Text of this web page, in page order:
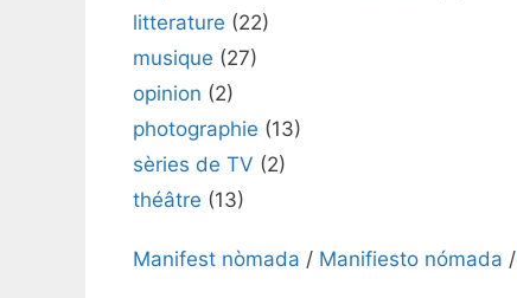
litterature (22)
musique (27)
opinion (2)
photographie (13)
sèries de TV (2)
théâtre (13)
Manifest nòmada / Manifiesto nómada /